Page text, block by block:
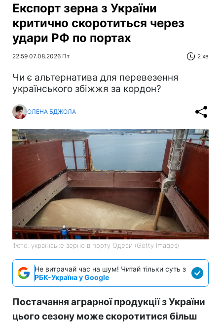
Експорт зерна з України
критично скоротиться через
удари РФ по портах
22:59 07.08.2026 Пт 2 хв
Чи є альтернатива для перевезення
українського збіжжя за кордон?
ОЛЕНА БДЖОЛА
Фото: українське зерно в порту Одеси (Getty Images)
Не витрачай час на шум! Читай тільки суть з
РБК-Україна у Google
Постачання аграрної продукції з України
цього сезону може скоротитися більш